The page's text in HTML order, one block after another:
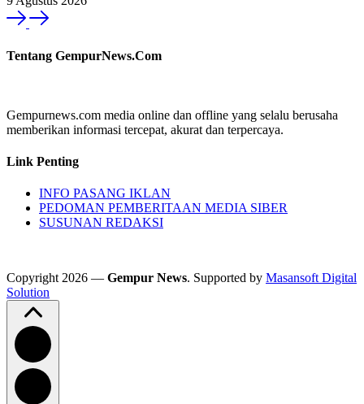
Tentang GempurNews.Com
Gempurnews.com media online dan offline yang selalu berusaha
memberikan informasi tercepat, akurat dan terpercaya.
Link Penting
INFO PASANG IKLAN
PEDOMAN PEMBERITAAN MEDIA SIBER
SUSUNAN REDAKSI
Copyright 2026 — Gempur News. Supported by Masansoft Digital
Solution